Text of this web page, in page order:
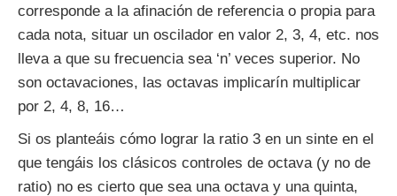
corresponde a la afinación de referencia o propia para
cada nota, situar un oscilador en valor 2, 3, 4, etc. nos
lleva a que su frecuencia sea ‘n’ veces superior. No
son octavaciones, las octavas implicarín multiplicar
por 2, 4, 8, 16…
Si os planteáis cómo lograr la ratio 3 en un sinte en el
que tengáis los clásicos controles de octava (y no de
ratio) no es cierto que sea una octava y una quinta,